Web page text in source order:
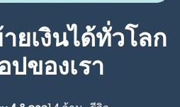
ยเงินได้ทั่วโลก
ปของเรา